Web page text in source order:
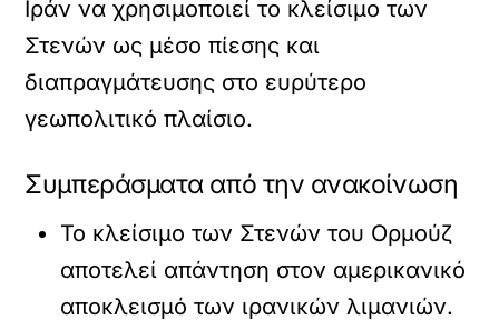
Ιράν να χρησιμοποιεί το κλείσιμο των
Στενών ως μέσο πίεσης και
διαπραγμάτευσης στο ευρύτερο
γεωπολιτικό πλαίσιο.
Συμπεράσματα από την ανακοίνωση
Το κλείσιμο των Στενών του Ορμούζ
αποτελεί απάντηση στον αμερικανικό
αποκλεισμό των ιρανικών λιμανιών.